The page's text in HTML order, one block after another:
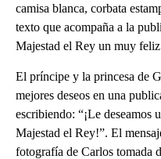
camisa blanca, corbata
texto que acompaña a la
Majestad el Rey un muy
El príncipe y la princesa de
mejores deseos en una
escribiendo: “¡Le deseamos
Majestad el Rey!”. El
fotografía de Carlos tomada